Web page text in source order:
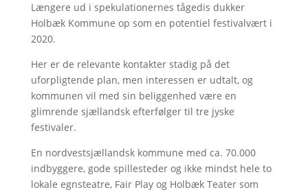
Længere ud i spekulationernes tågedis dukker
Holbæk Kommune op som en potentiel festivalvært i
2020.
Her er de relevante kontakter stadig på det
uforpligtende plan, men interessen er udtalt, og
kommunen vil med sin beliggenhed være en
glimrende sjællandsk efterfølger til tre jyske
festivaler.
En nordvestsjællandsk kommune med ca. 70.000
indbyggere, gode spillesteder og ikke mindst hele to
lokale egnsteatre, Fair Play og Holbæk Teater som